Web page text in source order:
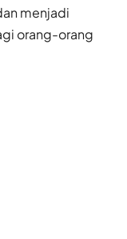
menjadi
orang-orang